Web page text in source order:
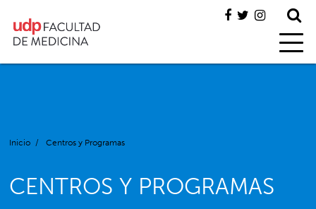
Inicio / Centros y Programas
CENTROS Y PROGRAMAS